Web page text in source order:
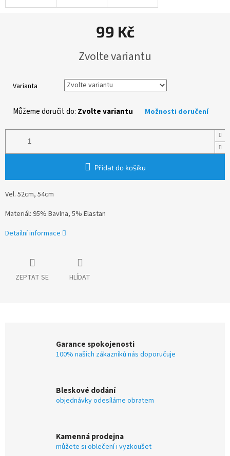
99 Kč
cena:
Zvolte variantu
Varianta
Můžeme doručit do: Zvolte variantu Možnosti doručení
Přidat do košíku
Vel. 52cm, 54cm
Materiál: 95% Bavlna, 5% Elastan
Detailní informace
ZEPTAT SE HLÍDAT
Garance spokojenosti
100% našich zákazníků nás doporučuje
Bleskové dodání
objednávky odesíláme obratem
Kamenná prodejna
můžete si oblečení i vyzkoušet